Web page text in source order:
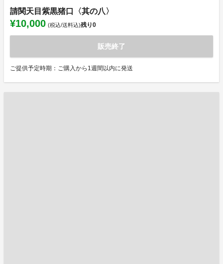
請関天目紫黒猪口〈其の八〉
¥10,000 (税込/送料込)残り0
販売終了
ご提供予定時期：ご購入から1週間以内に発送